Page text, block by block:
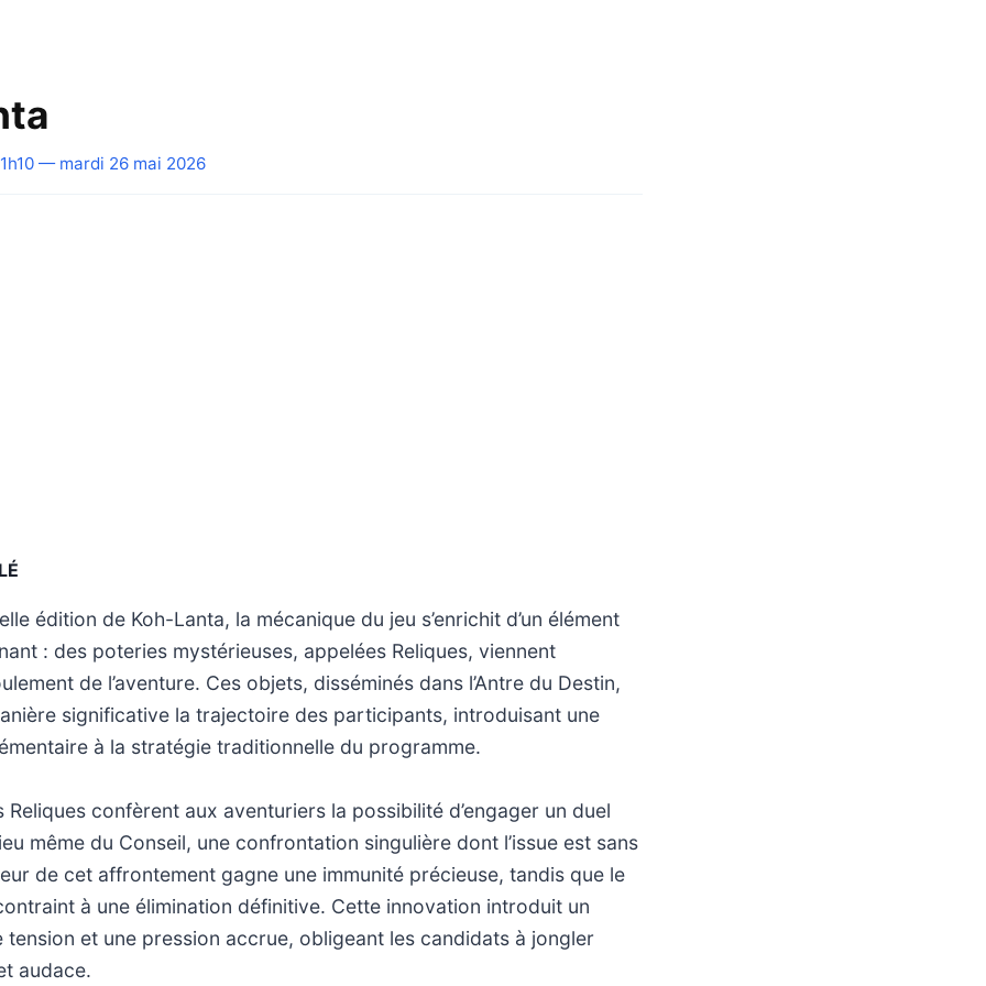
— mardi 26 mai 2026
édition de Koh-Lanta, la mécanique du jeu s’enrichit d’un élément
: des poteries mystérieuses, appelées Reliques, viennent
de l’aventure. Ces objets, disséminés dans l’Antre du Destin,
significative la trajectoire des participants, introduisant une
à la stratégie traditionnelle du programme.
Reliques confèrent aux aventuriers la possibilité d’engager un duel
même du Conseil, une confrontation singulière dont l’issue est sans
de cet affrontement gagne une immunité précieuse, tandis que le
à une élimination définitive. Cette innovation introduit un
tension et une pression accrue, obligeant les candidats à jongler
audace.